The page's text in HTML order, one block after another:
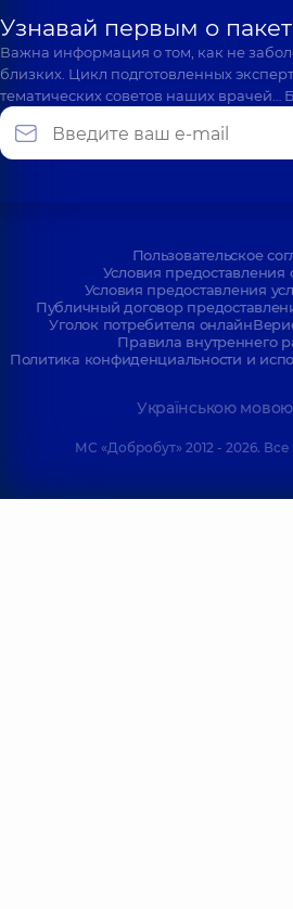
Узнавай первым о
Важна информация о том, как не
близких. Цикл подготовленных
тематических советов наших врачей…
Пользовательское
Условия предоставления
Условия предоставления
Публичный договор
Уголок потребителя онлайн
Правила внутреннего
Политика конфиденциальности и
Українською мовою
МС «Добробут» 2012 - 2026.